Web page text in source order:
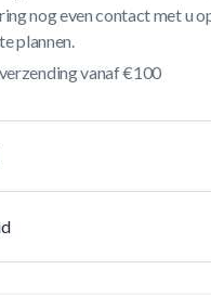
nog even contact met u
plannen.
vanaf €100